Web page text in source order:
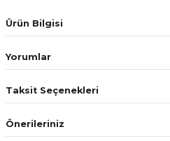
Ürün Bilgisi
Yorumlar
Taksit Seçenekleri
Önerileriniz